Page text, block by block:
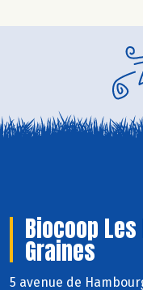
Biocoop
Graines
5 avenue de